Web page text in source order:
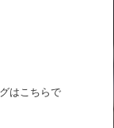
はこちらで